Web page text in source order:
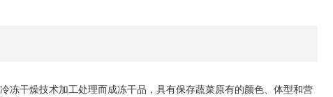
干燥技术加工处理而成冻干品，具有保存蔬菜原有的颜色、体型和营